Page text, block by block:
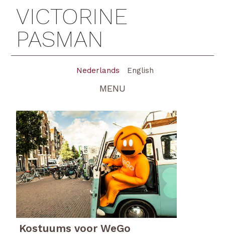
VICTORINE
PASMAN
Nederlands English
MENU
Kostuums voor WeGo